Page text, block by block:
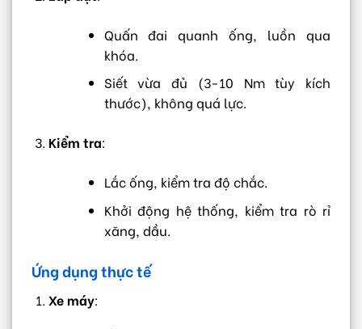
Quấn đai quanh ống, luồn qua
khóa.
Siết vừa đủ (3-10 Nm tùy kích
thước), không quá lực.
Kiểm tra:
Lắc ống, kiểm tra độ chắc.
Khởi động hệ thống, kiểm tra rò rỉ
xăng, dầu.
Ứng dụng thực tế
Xe máy: